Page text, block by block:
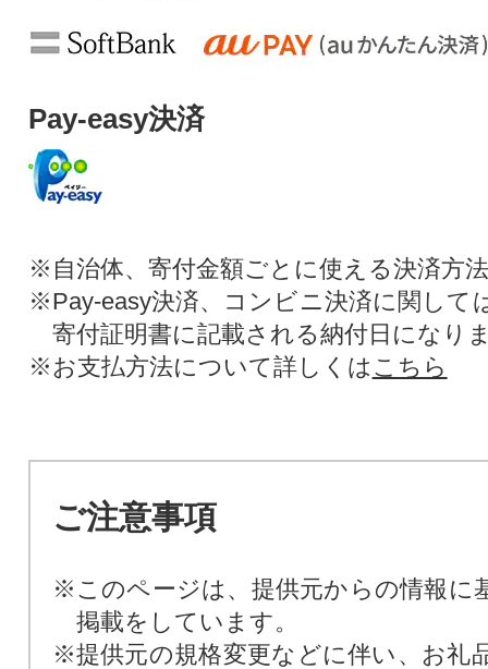
Pay-easy決済
※自治体、寄付金額ごとに使える決済方
※Pay-easy決済、コンビニ決済に関して
寄付証明書に記載される納付日になり
※お支払方法について詳しくは こちら
ご注意事項
※このページは、提供元からの情報に
掲載をしています。
※提供元の規格変更などに伴い、お礼